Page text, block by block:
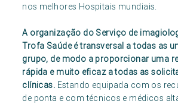
nos melhores Hospitais mundiais.
A organização do Serviço de
Trofa Saúde é transversal a todas as
grupo, de modo a proporcionar uma
rápida e muito eficaz a todas as
clínicas. Estando equipada com os
de ponta e com técnicos e médicos